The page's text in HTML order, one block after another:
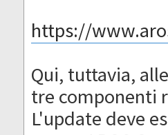
https://
Qui, tuttavia,
tre componenti
L'update deve